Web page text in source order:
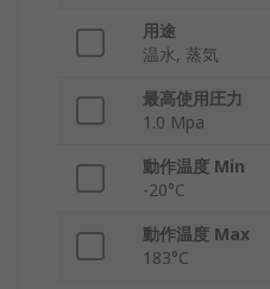
用途
温水, 蒸気
最高使用圧力
1.0 Mpa
動作温度 Min
-20°C
動作温度 Max
183°C